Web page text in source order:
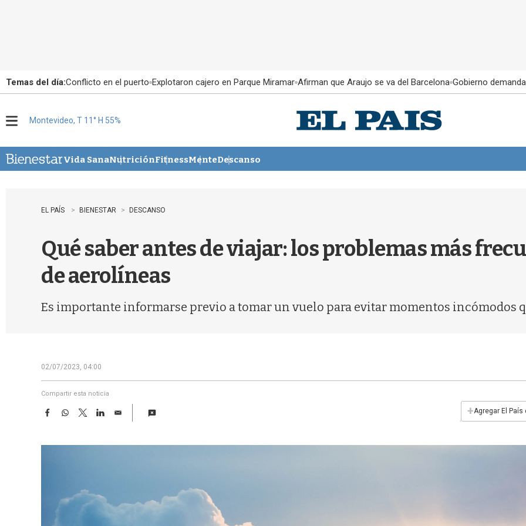
Temas del día:Conflicto en el puerto Explotaron cajero en Parque Miramar Afirman que Araujo se va del Barcelona Gobierno
u
Montevideo, T 11° H 55%
Vida SanaNutriciónFitnessMenteDescanso
EL PAÍS BIENESTAR DESCANSO
Qué saber antes de viajar: los problemas más
de aerolíneas
Es importante informarse previo a tomar un vuelo para evitar momentos incómodos
02/07/2023, 04:00
Compartir esta noticia
F
e
W
t
T
w
t
L
k
E
i
+Agregar El País